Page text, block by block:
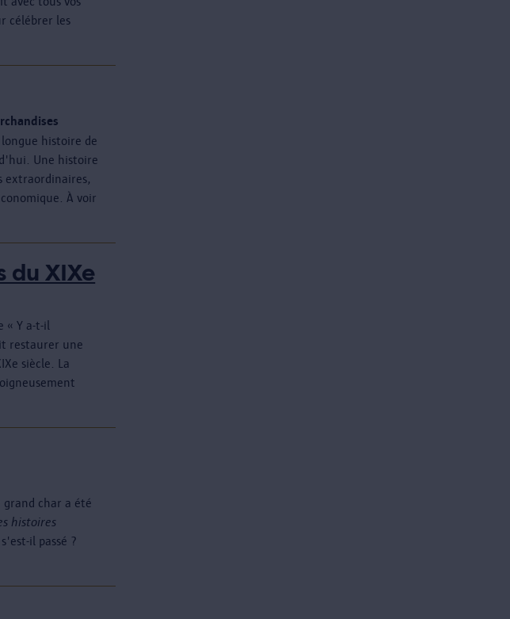
célébrer les
histoire de
Une histoire
extraordinaires,
À voir
du XIXe
Y a-t-il
restaurer une
siècle. La
char a été
histoires
il passé ?